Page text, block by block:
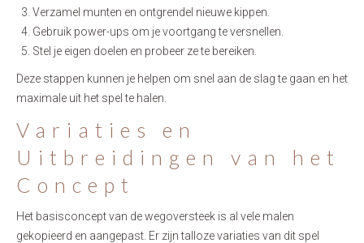
Verzamel munten en ontgrendel nieuwe kippen.
Gebruik power-ups om je voortgang te versnellen.
Stel je eigen doelen en probeer ze te bereiken.
Deze stappen kunnen je helpen om snel aan de slag te gaan en het
maximale uit het spel te halen.
Variaties en
Uitbreidingen van het
Concept
Het basisconcept van de wegoversteek is al vele malen
gekopieerd en aangepast. Er zijn talloze variaties van dit spel